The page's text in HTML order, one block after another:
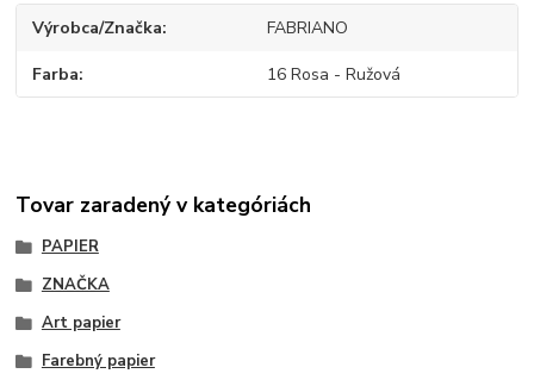
Výrobca/Značka FABRIANO
Farba 16 Rosa - Ružová
Tovar zaradený v kategóriách
PAPIER
ZNAČKA
Art papier
Farebný papier